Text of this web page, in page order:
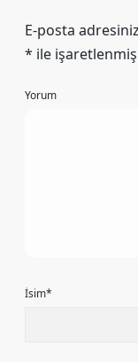
E-posta
* ile
Yorum
İsim*